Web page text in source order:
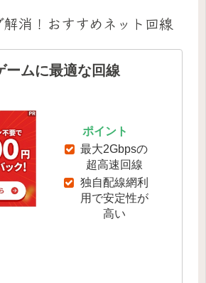
解消！おすすめネット回線
ームに最適な回線
ポイント
最大2Gbpsの
超高速回線
独自配線網利
用で安定性が
高い